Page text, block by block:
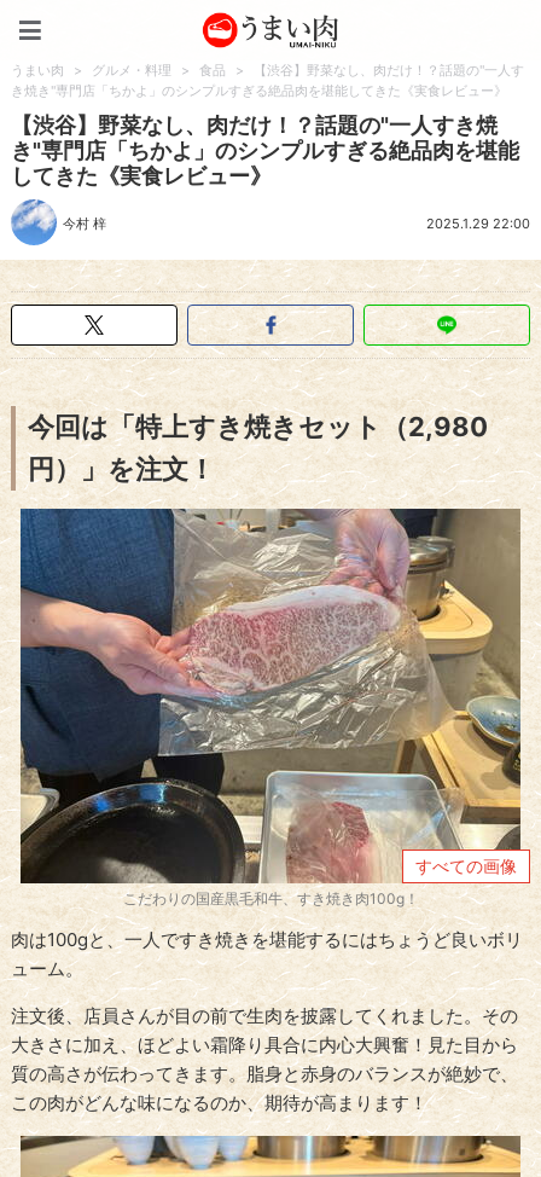
うまい肉 > グルメ・料理 > 食品 >
【渋谷】野菜なし、肉だけ！？話題の"一人す
き焼き"専門店「ちかよ」のシンプルすぎる絶品肉を堪能してきた《実食レビュー》
【渋谷】野菜なし、肉だけ！？話題の"一人すき焼
き"専門店「ちかよ」のシンプルすぎる絶品肉を堪能
してきた《実食レビュー》
今村 梓 2025.1.29 22:00
今回は「特上すき焼きセット（2,980
円）」を注文！
すべての画像
こだわりの国産黒毛和牛、すき焼き肉100g！
肉は100gと、一人ですき焼きを堪能するにはちょうど良いボリ
ューム。
注文後、店員さんが目の前で生肉を披露してくれました。その
大きさに加え、ほどよい霜降り具合に内心大興奮！見た目から
質の高さが伝わってきます。脂身と赤身のバランスが絶妙で、
この肉がどんな味になるのか、期待が高まります！